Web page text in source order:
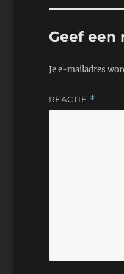
Geef een
Je e-mailadres
REACTIE *